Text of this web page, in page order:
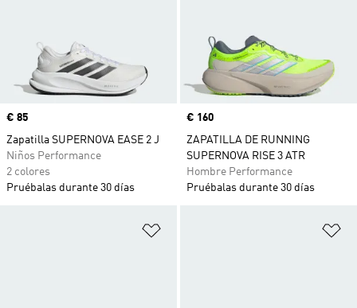
Precio
€ 85
Zapatilla SUPERNOVA EASE 2 J
Niños Performance
2 colores
Pruébalas durante 30 días
Precio
€ 160
ZAPATILLA DE RUNNING
SUPERNOVA RISE 3 ATR
Hombre Performance
Pruébalas durante 30 días